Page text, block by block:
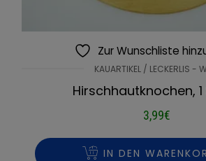
Zur Wunschliste
KAUARTIKEL / LECKERLIS -
Hirschhautknochen,
3,99€
IN DEN